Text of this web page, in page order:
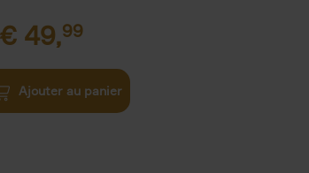
€ 49,99
Ajouter au panier